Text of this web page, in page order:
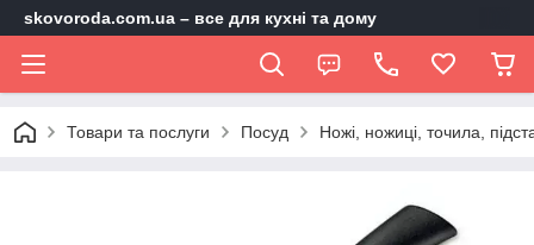
skovoroda.com.ua – все для кухні та дому
Товари та послуги Посуд Ножі, ножиці, точила,